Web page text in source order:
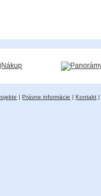
|Právne informácie |Kontakt